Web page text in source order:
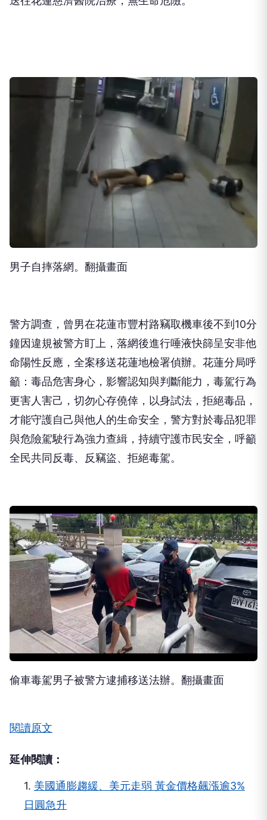
男子自摔落網。翻攝畫面
警方調查，曾男在花蓮市豐村路竊取機車後不到10分
鐘因違規被警方盯上，落網後進行唾液快篩呈安非他
命陽性反應，全案移送花蓮地檢署偵辦。花蓮分局呼
籲：毒品危害身心，影響認知與判斷能力，毒駕行為
更害人害己，切勿心存僥倖，以身試法，拒絕毒品，
才能守護自己與他人的生命安全，警方對於毒品犯罪
與危險駕駛行為強力查緝，持續守護市民安全，呼籲
全民共同反毒、反竊盜、拒絕毒駕。
偷車毒駕男子被警方逮捕移送法辦。翻攝畫面
閱讀原文
延伸閱讀：
1. 美國通膨趨緩、美元走弱 黃金價格飆漲逾3%
日圓急升